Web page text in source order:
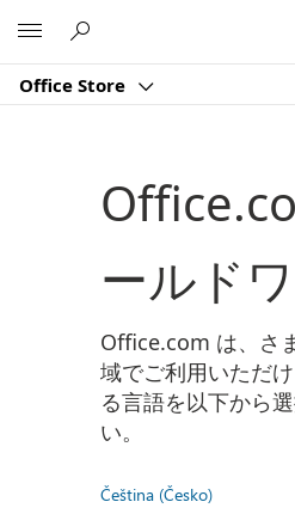
Office Store
ールド
Office.com は、さ
域でご利用いただ
る言語を以下から
い。
Čeština (Česko)